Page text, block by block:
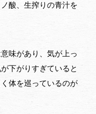
酸、生搾りの青汁を
味があり、気が上っ
下がりすぎていると
体を巡っているのが